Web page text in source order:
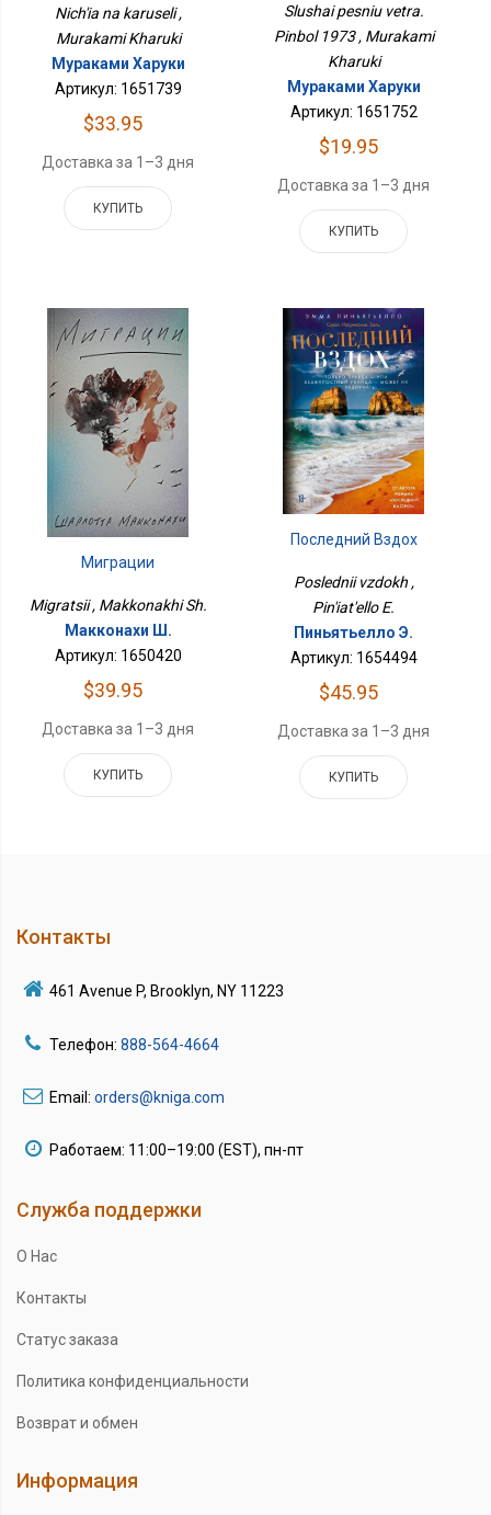
Nich'ia na karuseli ,
Murakami Kharuki
Мураками Харуки
Артикул: 1651739
$33.95
Доставка за 1–3 дня
КУПИТЬ
Slushai pesniu vetra.
Pinbol 1973 , Murakami
Kharuki
Мураками Харуки
Артикул: 1651752
$19.95
Доставка за 1–3 дня
КУПИТЬ
Миграции
Migratsii , Makkonakhi Sh.
Макконахи Ш.
Артикул: 1650420
$39.95
Доставка за 1–3 дня
КУПИТЬ
Последний Вздох
Poslednii vzdokh ,
Pin'iat'ello E.
Пиньятьелло Э.
Артикул: 1654494
$45.95
Доставка за 1–3 дня
КУПИТЬ
Контакты
461 Avenue P, Brooklyn, NY 11223
Телефон: 888-564-4664
Email: orders@kniga.com
Работаем: 11:00–19:00 (EST), пн-пт
Служба поддержки
О Нас
Контакты
Статус заказа
Политика конфиденциальности
Возврат и обмен
Информация